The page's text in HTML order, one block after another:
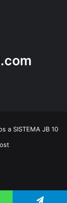
a SISTEMA JB 10